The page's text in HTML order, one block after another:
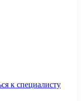
к специалисту